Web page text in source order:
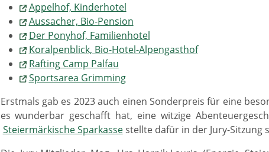
Appelhof, Kinderhotel
Aussacher, Bio-Pension
Der Ponyhof, Familienhotel
Koralpenblick, Bio-Hotel-Alpengasthof
Rafting Camp Palfau
Sportsarea Grimming
Erstmals gab es 2023 auch einen Sonderpreis für eine
es wunderbar geschafft hat, eine witzige
Steiermärkische Sparkassestellte dafür in der Jury-Sitzung